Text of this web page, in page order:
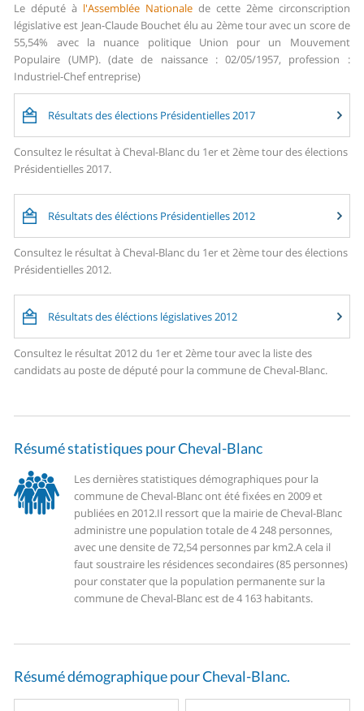
Le député à l'Assemblée Nationale de cette 2ème circonscription
législative est Jean-Claude Bouchet élu au 2ème tour avec un score de
55,54% avec la nuance politique Union pour un Mouvement
Populaire (UMP). (date de naissance : 02/05/1957, profession :
Industriel-Chef entreprise)
Résultats des élections Présidentielles 2017
Consultez le résultat à Cheval-Blanc du 1er et 2ème tour des élections
Présidentielles 2017.
Résultats des éléctions Présidentielles 2012
Consultez le résultat à Cheval-Blanc du 1er et 2ème tour des élections
Présidentielles 2012.
Résultats des éléctions législatives 2012
Consultez le résultat 2012 du 1er et 2ème tour avec la liste des
candidats au poste de député pour la commune de Cheval-Blanc.
Résumé statistiques pour Cheval-Blanc
Les dernières statistiques démographiques pour la
commune de Cheval-Blanc ont été fixées en 2009 et
publiées en 2012.Il ressort que la mairie de Cheval-Blanc
administre une population totale de 4 248 personnes,
avec une densite de 72,54 personnes par km2.A cela il
faut soustraire les résidences secondaires (85 personnes)
pour constater que la population permanente sur la
commune de Cheval-Blanc est de 4 163 habitants.
Résumé démographique pour Cheval-Blanc.